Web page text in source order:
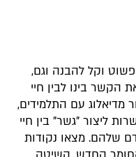
וקל להבנה וגם,
הקשר בינו לבין חיי
מדיאלוג עם התלמידים,
ליצור "גשר" בין חיי
שלהם. מצאו נקודות